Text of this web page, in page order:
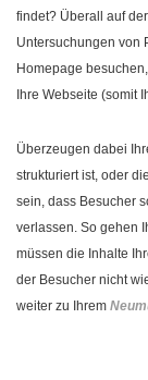
findet? Überall auf
Untersuchungen von
Homepage
Ihre Webseite (somit
Überzeugen dabei
strukturiert ist, oder
sein, dass Besucher
verlassen. So gehen
müssen die Inhalte
der Besucher nicht
weiter zu Ihrem